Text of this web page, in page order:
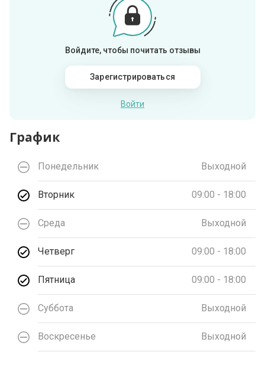
Войдите, чтобы почитать отзывы
Зарегистрироваться
Войти
График
Понедельник Выходной
Вторник 09:00 - 18:00
Среда Выходной
Четверг 09:00 - 18:00
Пятница 09:00 - 18:00
Суббота Выходной
Воскресенье Выходной